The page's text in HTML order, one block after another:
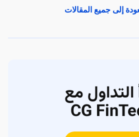
إلى جميع المقالات
التداول مع
CG